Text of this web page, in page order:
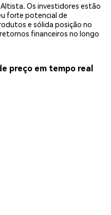
Os investidores estão
forte potencial de
e sólida posição no
financeiros no longo
preço em tempo real